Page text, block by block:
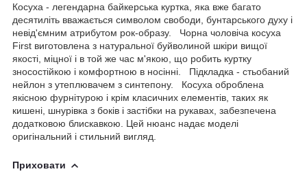
Косуха - легендарна байкерська куртка, яка вже багато
десятиліть вважається символом свободи, бунтарського духу і
невід'ємним атрибутом рок-образу. Чорна чоловіча косуха
First виготовлена з натуральної буйволиной шкіри вищої
якості, міцної і в той же час м'якою, що робить куртку
зносостійкою і комфортною в носінні. Підкладка - стьобаний
нейлон з утеплювачем з синтепону. Косуха оброблена
якісною фурнітурою і крім класичних елементів, таких як
кишені, шнурівка з боків і застібки на рукавах, забезпечена
додатковою блискавкою. Цей нюанс надає моделі
оригінальний і стильний вигляд.
Приховати